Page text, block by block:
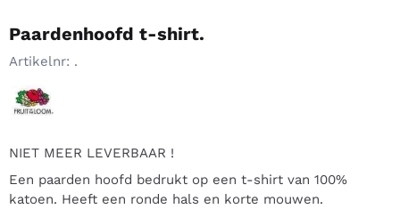
Paardenhoofd t-shirt.
Artikelnr: .
NIET MEER LEVERBAAR !
Een paarden hoofd bedrukt op een t-shirt van 100%
katoen. Heeft een ronde hals en korte mouwen.